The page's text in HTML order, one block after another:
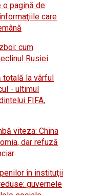
o pagină de
care
cum
Rusiei
totală la vârful
- ultimul
FIFA,
viteza: China
dar refuză
în instituţii
guvernele